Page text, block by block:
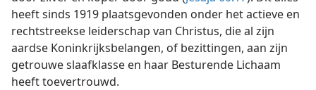
heeft sinds 1919 plaatsgevonden onder het actieve en
rechtstreekse leiderschap van Christus, die al zijn
aardse Koninkrijksbelangen, of bezittingen, aan zijn
getrouwe slaafklasse en haar Besturende Lichaam
heeft toevertrouwd.